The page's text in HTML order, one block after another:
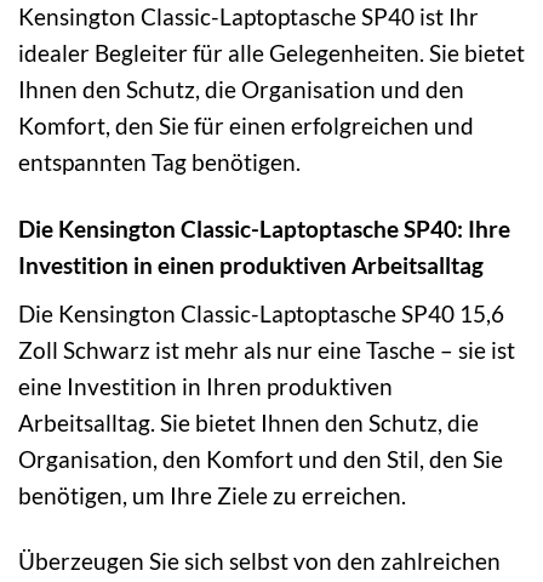
Kensington Classic-Laptoptasche SP40 ist Ihr
idealer Begleiter für alle Gelegenheiten. Sie bietet
Ihnen den Schutz, die Organisation und den
Komfort, den Sie für einen erfolgreichen und
entspannten Tag benötigen.
Die Kensington Classic-Laptoptasche SP40: Ihre
Investition in einen produktiven Arbeitsalltag
Die Kensington Classic-Laptoptasche SP40 15,6
Zoll Schwarz ist mehr als nur eine Tasche – sie ist
eine Investition in Ihren produktiven
Arbeitsalltag. Sie bietet Ihnen den Schutz, die
Organisation, den Komfort und den Stil, den Sie
benötigen, um Ihre Ziele zu erreichen.
Überzeugen Sie sich selbst von den zahlreichen